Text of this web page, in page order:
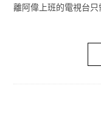
離阿偉上班的電視台